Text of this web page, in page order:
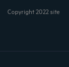
Copyright 2022 site